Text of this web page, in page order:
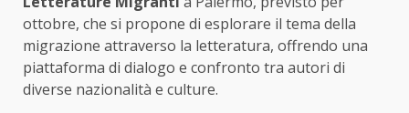
ottobre, che si propone di esplorare il tema della
migrazione attraverso la letteratura, offrendo una
piattaforma di dialogo e confronto tra autori di
diverse nazionalità e culture.